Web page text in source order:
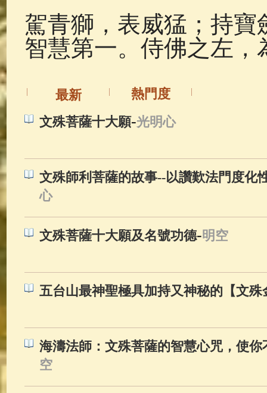
駕青獅，表威猛；持
智慧第一。侍佛之左，
最新
熱門度
文殊菩薩十大願-光明心
文殊師利菩薩的故事--以讚歎法門度化
心
文殊菩薩十大願及名號功德-明空
五台山最神聖極具加持又神秘的【文殊
海濤法師：文殊菩薩的智慧心咒，使
空